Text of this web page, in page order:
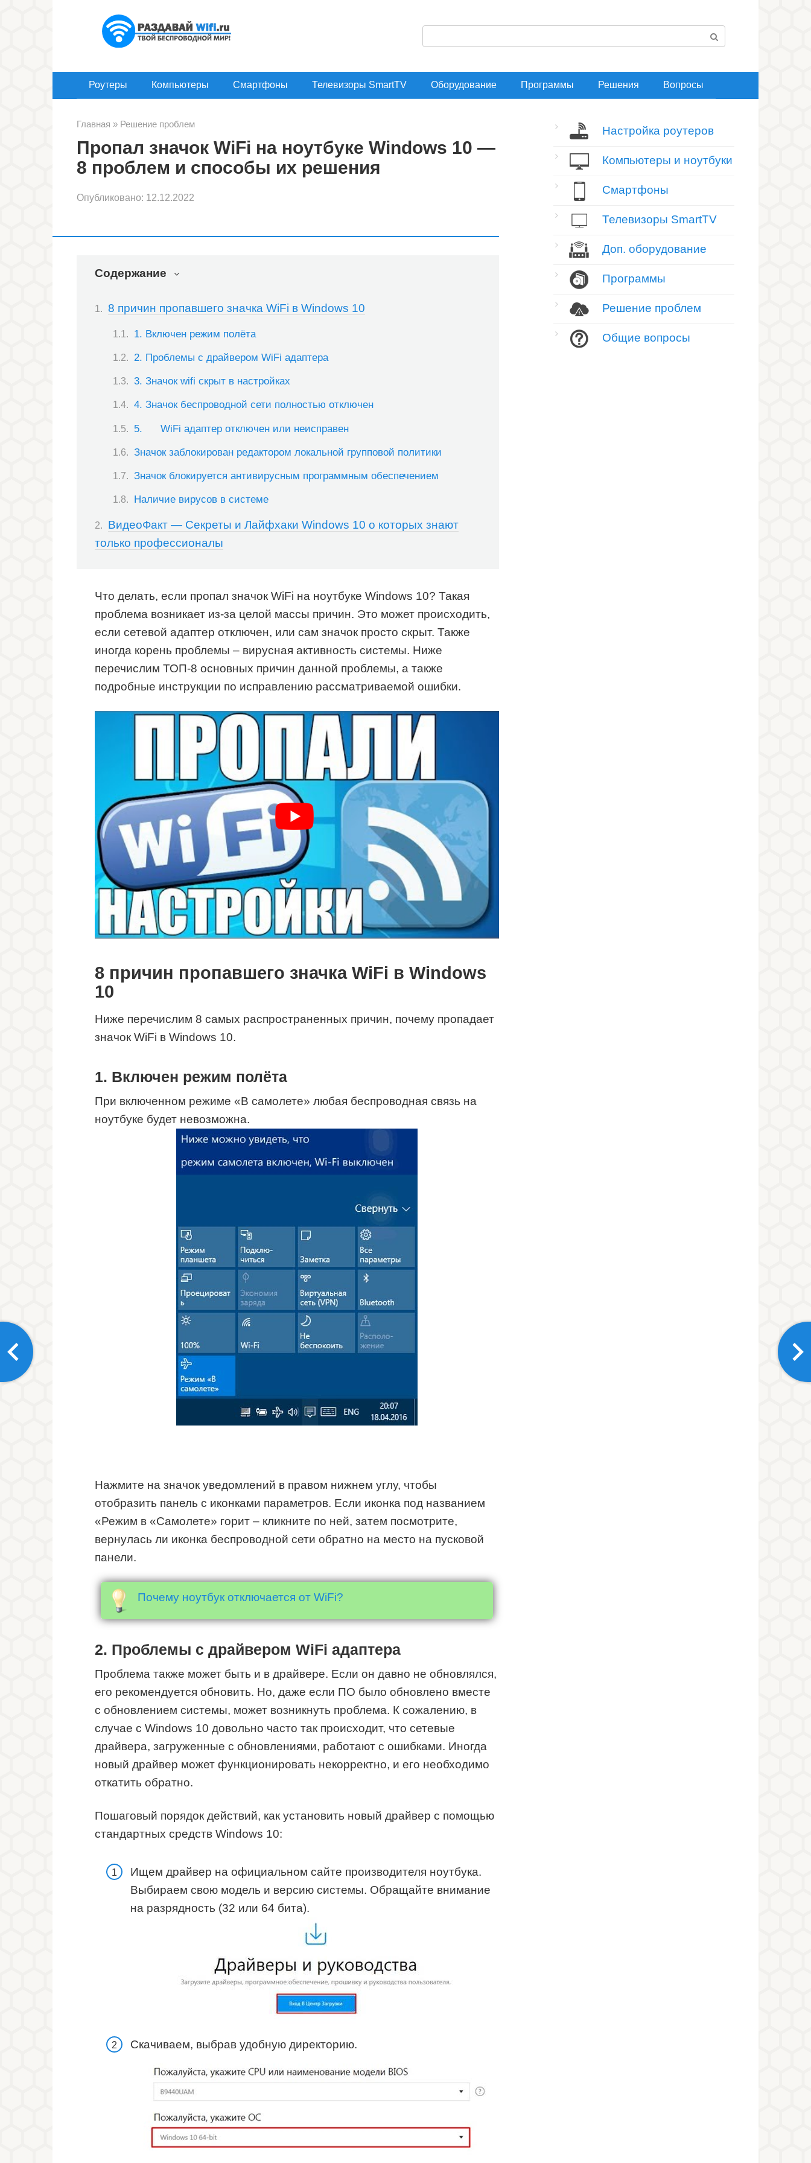
и
Роутеры Компьютеры Смартфоны Телевизоры SmartTV Оборудование Программы Решения Вопросы
Главная » Решение проблем
Пропал значок WiFi на ноутбуке Windows 10 —
8 проблем и способы их решения
Опубликовано: 12.12.2022
Содержание
8 причин пропавшего значка WiFi в Windows 10
1. Включен режим полёта
2. Проблемы с драйвером WiFi адаптера
3. Значок wifi скрыт в настройках
4. Значок беспроводной сети полностью отключен
5. WiFi адаптер отключен или неисправен
Значок заблокирован редактором локальной групповой политики
Значок блокируется антивирусным программным обеспечением
Наличие вирусов в системе
ВидеоФакт — Секреты и Лайфхаки Windows 10 о которых знают
только профессионалы
Что делать, если пропал значок WiFi на ноутбуке Windows 10? Такая
проблема возникает из-за целой массы причин. Это может происходить,
если сетевой адаптер отключен, или сам значок просто скрыт. Также
иногда корень проблемы – вирусная активность системы. Ниже
перечислим ТОП-8 основных причин данной проблемы, а также
подробные инструкции по исправлению рассматриваемой ошибки.
8 причин пропавшего значка WiFi в Windows
10
Ниже перечислим 8 самых распространенных причин, почему пропадает
значок WiFi в Windows 10.
1. Включен режим полёта
При включенном режиме «В самолете» любая беспроводная связь на
ноутбуке будет невозможна.
Нажмите на значок уведомлений в правом нижнем углу, чтобы
отобразить панель с иконками параметров. Если иконка под названием
«Режим в «Самолете» горит – кликните по ней, затем посмотрите,
вернулась ли иконка беспроводной сети обратно на место на пусковой
панели.
Почему ноутбук отключается от WiFi?
2. Проблемы с драйвером WiFi адаптера
Проблема также может быть и в драйвере. Если он давно не обновлялся,
его рекомендуется обновить. Но, даже если ПО было обновлено вместе
с обновлением системы, может возникнуть проблема. К сожалению, в
случае с Windows 10 довольно часто так происходит, что сетевые
драйвера, загруженные с обновлениями, работают с ошибками. Иногда
новый драйвер может функционировать некорректно, и его необходимо
откатить обратно.
Пошаговый порядок действий, как установить новый драйвер с помощью
стандартных средств Windows 10:
Ищем драйвер на официальном сайте производителя ноутбука.
Выбираем свою модель и версию системы. Обращайте внимание
на разрядность (32 или 64 бита).
Скачиваем, выбрав удобную директорию.
Настройка роутеров
Компьютеры и ноутбуки
Смартфоны
Телевизоры SmartTV
Доп. оборудование
Программы
Решение проблем
Общие вопросы